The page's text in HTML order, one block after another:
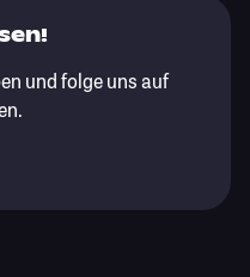
und folge uns auf